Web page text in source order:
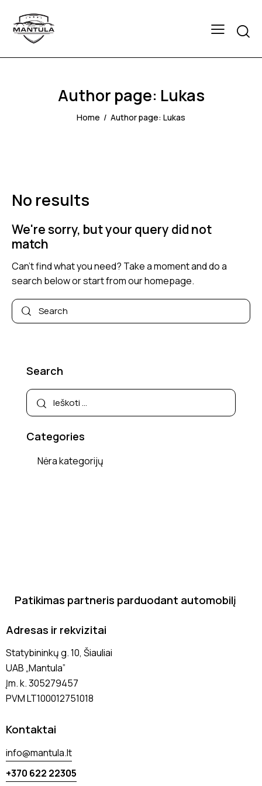
Author page: Lukas
Home Author page: Lukas
No results
We're sorry, but your query did not
match
Can't find what you need? Take a moment and do a
search below or start fromour homepage.
Search
Categories
Nėra kategorijų
Patikimas partneris parduodant automobilį
Adresas ir rekvizitai
Statybininkų g. 10, Šiauliai
UAB „Mantula”
Įm. k. 305279457
PVM LT100012751018
Kontaktai
info@mantula.lt
+370 622 22305